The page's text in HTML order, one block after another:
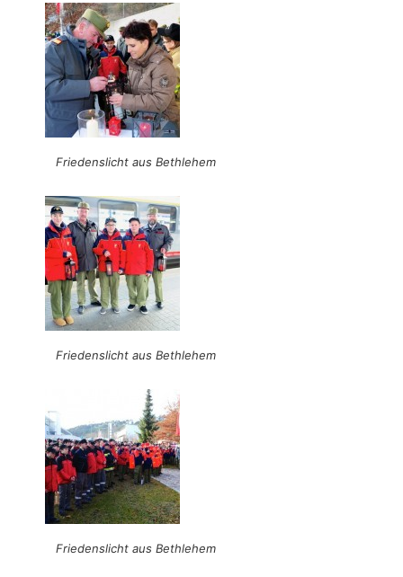
Friedenslicht aus Bethlehem
Friedenslicht aus Bethlehem
Friedenslicht aus Bethlehem